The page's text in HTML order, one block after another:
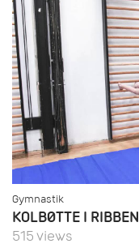
Gymnastik
KOLBØTTE I RIBBEN
515 views